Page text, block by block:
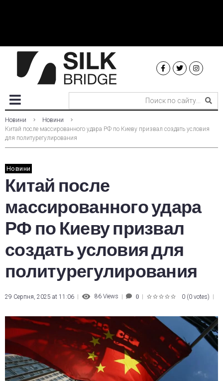
Новини
Новини
Китай после массированного удара РФ по Киеву призвал создать условия
для политурегулирования
Новини
Китай после
массированного удара
РФ по Киеву призвал
создать условия для
политурегулирования
29 Серпня, 2025 at 11:06 86 Views 0 0 (0 votes)